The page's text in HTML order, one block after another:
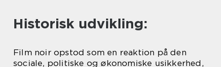
Historisk udvikling:
Film noir opstod som en reaktion på den
sociale, politiske og økonomiske usikkerhed,